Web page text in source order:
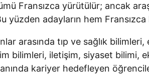
Fransızca yürütülür; ancak
Bu yüzden adayların hem
arasında tıp ve sağlık
bilimleri, iletişim, siyaset bilimi,
kariyer hedefleyen